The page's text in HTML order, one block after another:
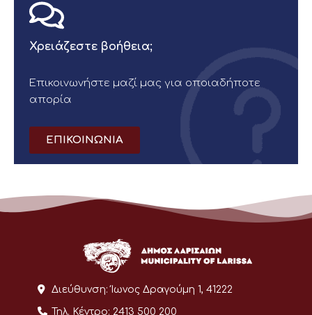
Χρειάζεστε βοήθεια;
Επικοινωνήστε μαζί μας για οποιαδήποτε
απορία
ΕΠΙΚΟΙΝΩΝΙΑ
Διεύθυνση: Ίωνος Δραγούμη 1, 41222
Τηλ. Κέντρο: 2413 500 200